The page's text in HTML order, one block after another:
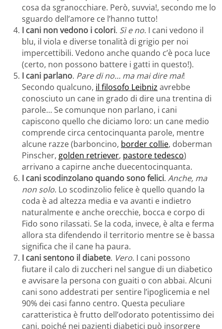
cosa da sgranocchiare. Però, suvvia!, secondo me lo
sguardo dell’amore ce l’hanno tutto!
I cani non vedono i colori. Sì e no. I cani vedono il
blu, il viola e diverse tonalità di grigio per noi
impercettibili. Vedono anche quando c’è poca luce
(certo, non possono battere i gatti in questo!).
I cani parlano. Pare di no… ma mai dire mai!
Secondo qualcuno, il filosofo Leibniz avrebbe
conosciuto un cane in grado di dire una trentina di
parole… Se comunque non parlano, i cani
capiscono quello che diciamo loro: un cane medio
comprende circa centocinquanta parole, mentre
alcune razze (barboncino, border collie, doberman
Pinscher, golden retriever, pastore tedesco)
arrivano a capirne anche duecentocinquanta.
I cani scodinzolano quando sono felici. Anche, ma
non solo. Lo scodinzolio felice è quello quando la
coda è ad altezza media e va avanti e indietro
naturalmente e anche orecchie, bocca e corpo di
Fido sono rilassati. Se la coda, invece, è alta e ferma
allora sta difendendo il territorio mentre se è bassa
significa che il cane ha paura.
I cani sentono il diabete. Vero. I cani possono
fiutare il calo di zuccheri nel sangue di un diabetico
e avvisare la persona con guaiti o con abbai. Alcuni
cani sono addestrati per sentire l’ipoglicemia e nel
90% dei casi fanno centro. Questa peculiare
caratteristica è frutto dell’odorato potentissimo dei
cani, poiché nei pazienti diabetici può insorgere